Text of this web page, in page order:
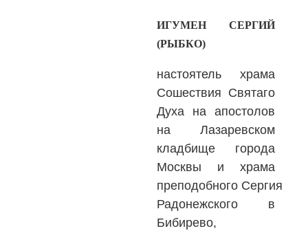
ИГУМЕН СЕРГИЙ
(РЫБКО)
настоятель храма
Сошествия Святаго
Духа на апостолов
на Лазаревском
кладбище города
Москвы и храма
преподобного Сергия
Радонежского в
Бибирево,